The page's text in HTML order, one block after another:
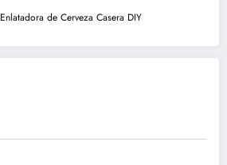
Enlatadora de Cerveza Casera DIY